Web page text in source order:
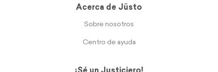
Acerca de Jüsto
Sobre nosotros
Centro de ayuda